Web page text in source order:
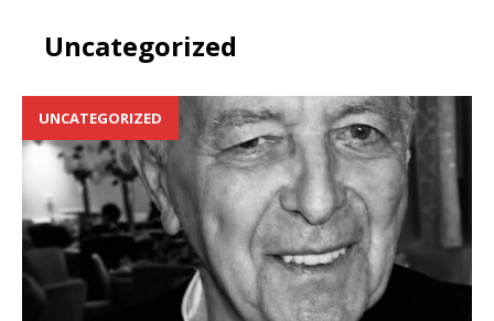
Uncategorized
UNCATEGORIZED